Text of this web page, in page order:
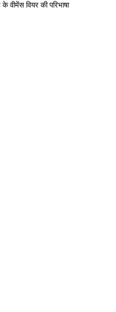
वियर की परिभाषा